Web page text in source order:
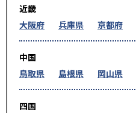
近畿
大阪府
兵庫県 京都府
中国
鳥取県
島根県 岡山県
四国